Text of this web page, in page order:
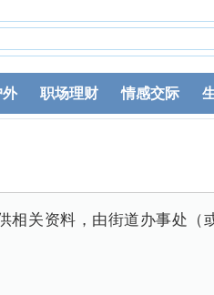
外 职场理财 情感交际
相关资料，由街道办事处（